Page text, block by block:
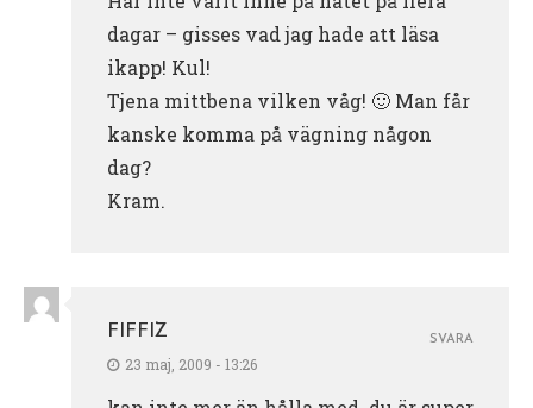
dagar – gisses vad jag hade att läsa
ikapp! Kul!
Tjena mittbena vilken våg! 🙂 Man får
kanske komma på vägning någon
dag?
Kram.
FIFFIZ
23 maj, 2009 - 13:26
SVARA